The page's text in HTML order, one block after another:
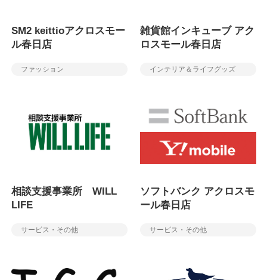
SM2 keittioアクロスモー
ル春日店
ファッション
雑貨館インキューブ アク
ロスモール春日店
インテリア＆ライフグッズ
相談支援事業所 WILL
LIFE
サービス・その他
ソフトバンク アクロスモ
ール春日店
サービス・その他